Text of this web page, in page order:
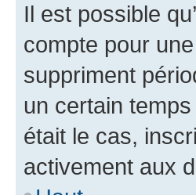
Il est possible
compte pour
suppriment
un certain
était le cas,
activement aux